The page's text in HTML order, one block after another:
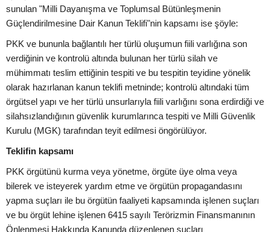
sunulan "Milli Dayanışma ve Toplumsal Bütünleşmenin
Güçlendirilmesine Dair Kanun Teklifi"nin kapsamı ise şöyle:
PKK ve bununla bağlantılı her türlü oluşumun fiili varlığına son
verdiğinin ve kontrolü altında bulunan her türlü silah ve
mühimmatı teslim ettiğinin tespiti ve bu tespitin teyidine yönelik
olarak hazırlanan kanun teklifi metninde; kontrolü altındaki tüm
örgütsel yapı ve her türlü unsurlarıyla fiili varlığını sona erdirdiği ve
silahsızlandığının güvenlik kurumlarınca tespiti ve Milli Güvenlik
Kurulu (MGK) tarafından teyit edilmesi öngörülüyor.
Teklifin kapsamı
PKK örgütünü kurma veya yönetme, örgüte üye olma veya
bilerek ve isteyerek yardım etme ve örgütün propagandasını
yapma suçları ile bu örgütün faaliyeti kapsamında işlenen suçları
ve bu örgüt lehine işlenen 6415 sayılı Terörizmin Finansmanının
Önlenmesi Hakkında Kanunda düzenlenen suçları